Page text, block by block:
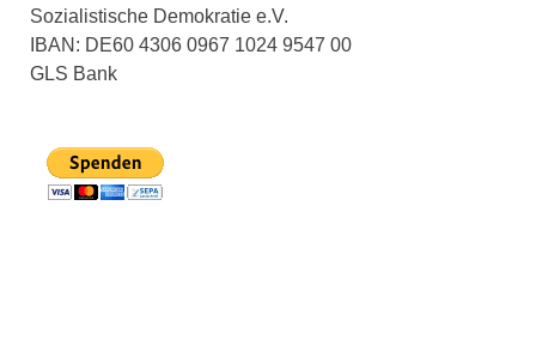
Sozialistische Demokratie e.V.
IBAN: DE60 4306 0967 1024 9547 00
GLS Bank